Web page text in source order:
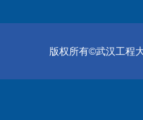
版权所有©武汉工程